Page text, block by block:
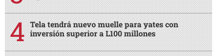
Tela tendrá nuevo muelle para yates con
inversión superior a L100 millones